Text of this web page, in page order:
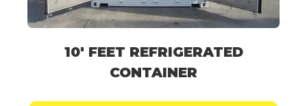
10' FEET REFRIGERATED
CONTAINER